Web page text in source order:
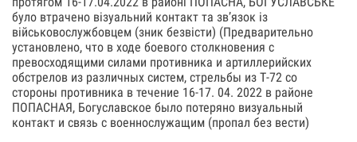
було втрачено візуальний контакт та зв’язок із
військовослужбовцем (зник безвісти) (Предварительно
установлено, что в ходе боевого столкновения с
превосходящими силами противника и артиллерийских
обстрелов из различных систем, стрельбы из Т-72 со
стороны противника в течение 16-17. 04. 2022 в районе
ПОПАСНАЯ, Богуславское было потеряно визуальный
контакт и связь с военнослужащим (пропал без вести)